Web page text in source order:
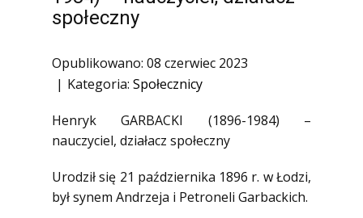
1945)
Antykomunistyczne podziemie
zbrojne
Artyści
Społecznicy
społeczny
Opublikowano: 08 czerwiec 2023
Kategoria: Społecznicy
Henryk GARBACKI (1896-1984) –
nauczyciel, działacz społeczny
Urodził się 21 października 1896 r. w Łodzi,
był synem Andrzeja i Petroneli Garbackich.